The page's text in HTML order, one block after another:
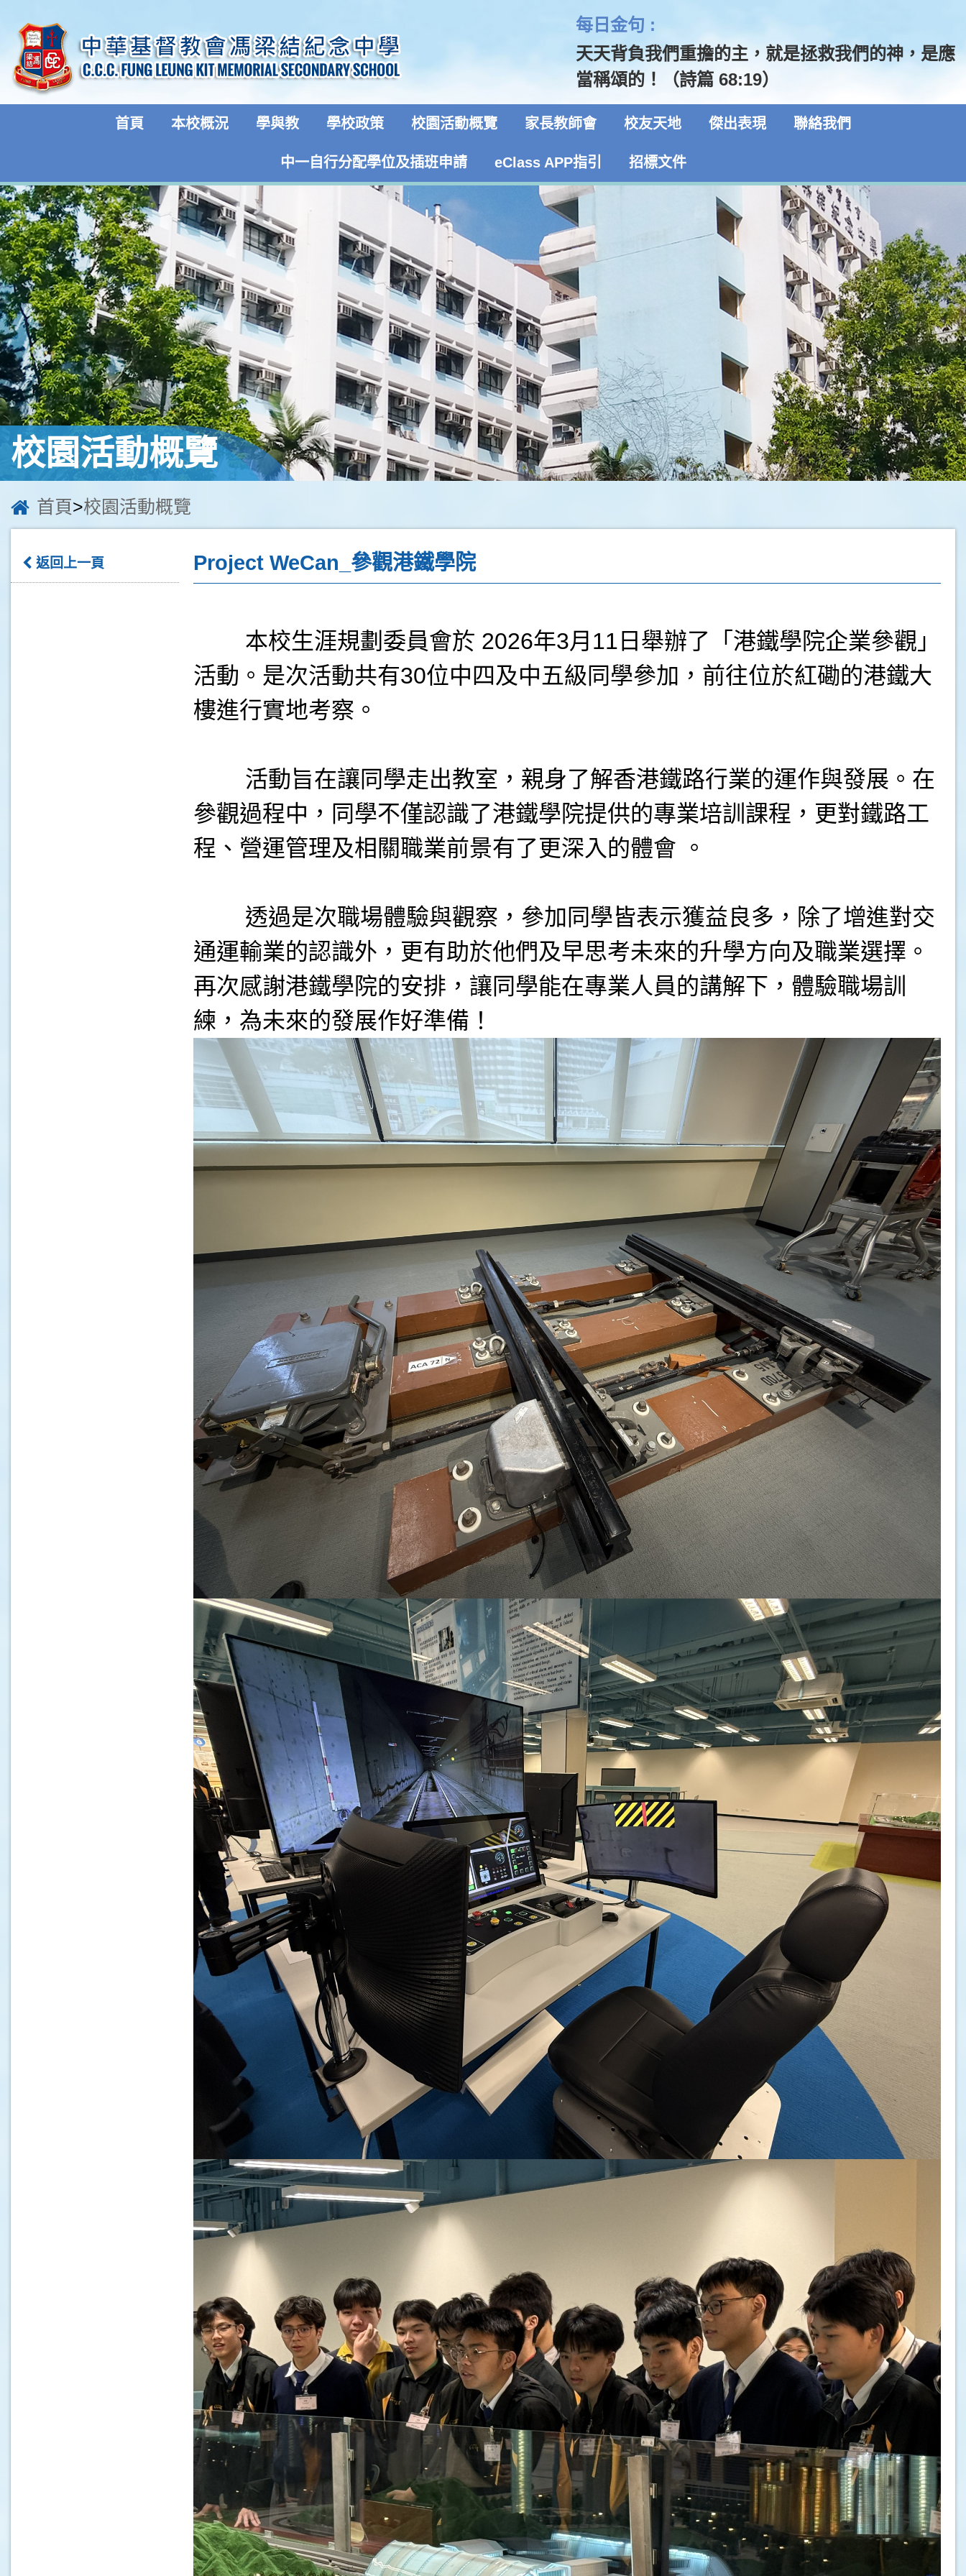
每日金句 :
天天背負我們重擔的主，就是拯救我們的神，是應
當稱頌的！（詩篇 68:19）
首頁 本校概況 學與教 學校政策 校園活動概覽 家長教師會 校友天地 傑出表現 聯絡我們
中一自行分配學位及插班申請 eClass APP指引 招標文件
校園活動概覽
首頁>校園活動概覽
返回上一頁 Project WeCan_參觀港鐵學院
本校生涯規劃委員會於 2026年3月11日舉辦了「港鐵學院企業參觀」
活動。是次活動共有30位中四及中五級同學參加，前往位於紅磡的港鐵大
樓進行實地考察。
活動旨在讓同學走出教室，親身了解香港鐵路行業的運作與發展。在
參觀過程中，同學不僅認識了港鐵學院提供的專業培訓課程，更對鐵路工
程、營運管理及相關職業前景有了更深入的體會 。
透過是次職場體驗與觀察，參加同學皆表示獲益良多，除了增進對交
通運輸業的認識外，更有助於他們及早思考未來的升學方向及職業選擇。
再次感謝港鐵學院的安排，讓同學能在專業人員的講解下，體驗職場訓
練，為未來的發展作好準備！